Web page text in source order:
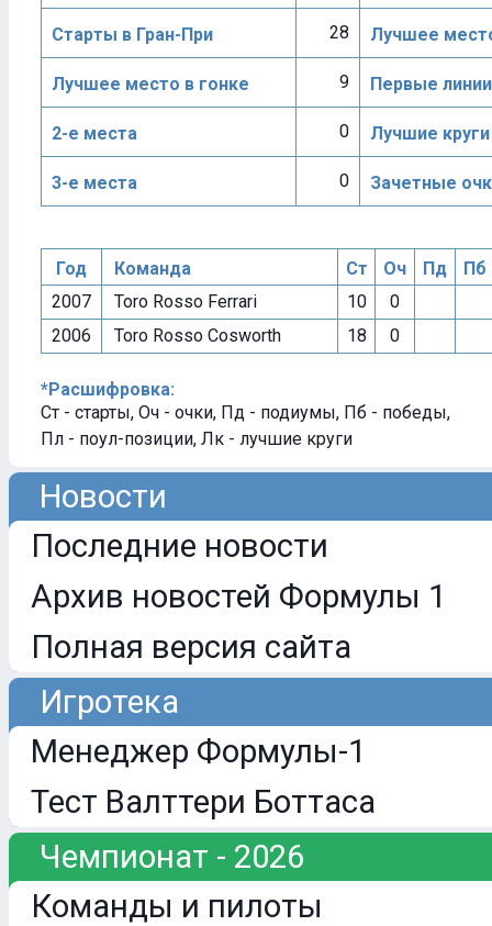
Старты в Гран-При 28 Лучшее
Лучшее место в гонке 9 Первые линии
2-е места 0 Лучшие круги
3-е места 0 Зачетные
Год Команда Ст Оч Пд
Пб
2007
Toro Rosso Ferrari 10
0
2006
Toro Rosso Cosworth 18 0
*Расшифровка:
Ст - старты, Оч - очки, Пд - подиумы, Пб - победы,
Пл - поул-позиции, Лк - лучшие круги
Новости
Последние новости
Архив новостей Формулы 1
Полная версия сайта
Игротека
Менеджер Формулы-1
Тест Валттери Боттаса
Чемпионат - 2026
Команды и пилоты